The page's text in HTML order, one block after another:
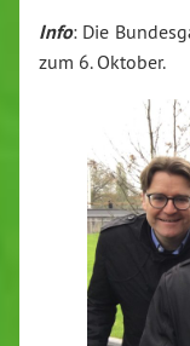
Info: Die
zum 6. Oktober.